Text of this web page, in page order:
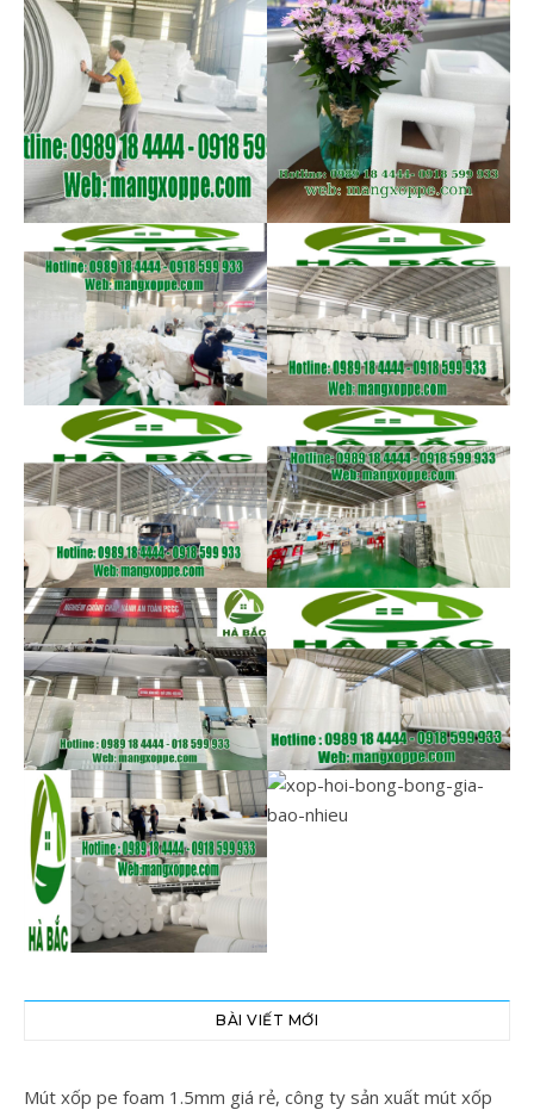
BÀI VIẾT MỚI
Mút xốp pe foam 1.5mm giá rẻ, công ty sản xuất mút xốp